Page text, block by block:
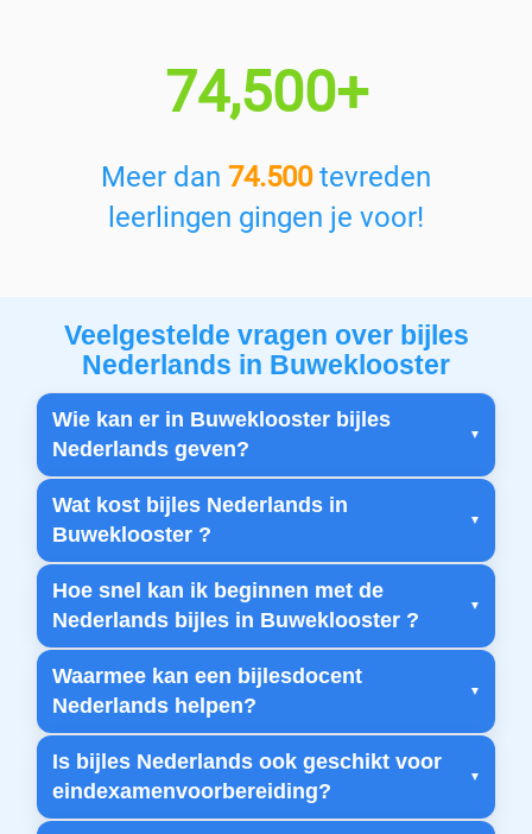
74,500+
Meer dan 74.500tevreden
leerlingen gingen je voor!
Veelgestelde vragen over bijles
Nederlands in Buweklooster
Wie kan er in Buweklooster bijles
Nederlands geven?
Wat kost bijles Nederlands in
Buweklooster ?
Hoe snel kan ik beginnen met de
Nederlands bijles in Buweklooster ?
Waarmee kan een bijlesdocent
Nederlands helpen?
Is bijles Nederlands ook geschikt voor
eindexamenvoorbereiding?